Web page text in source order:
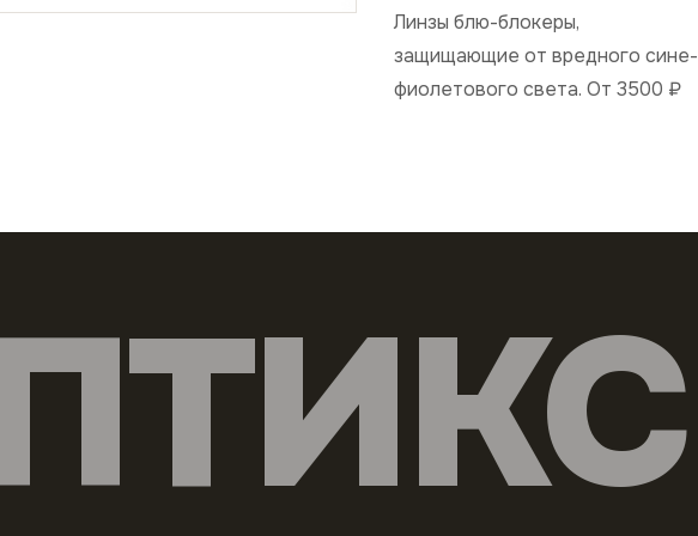
Линзы блю-блокеры,
защищающие от вредного сине-
фиолетового света. От 3500 ₽